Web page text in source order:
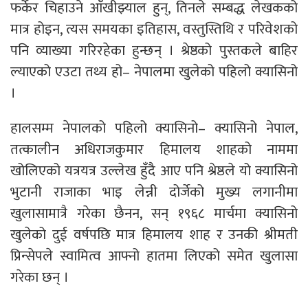
फर्केर चिहाउने आँखीझ्याल हुन्, तिनले सम्बद्ध लेखकको
मात्र होइन, त्यस समयका इतिहास, वस्तुस्तिथि र परिवेशको
पनि व्याख्या गरिरहेका हुन्छन् । श्रेष्ठको पुस्तकले बाहिर
ल्याएको एउटा तथ्य हो– नेपालमा खुलेको पहिलो क्यासिनो
।
हालसम्म नेपालको पहिलो क्यासिनो– क्यासिनो नेपाल,
तत्कालीन अधिराजकुमार हिमालय शाहको नाममा
खोलिएको यत्रयत्र उल्लेख हुँदै आए पनि श्रेष्ठले यो क्यासिनो
भुटानी राजाका भाइ लेन्नी दोर्जेको मुख्य लगानीमा
खुलासामात्रै गरेका छैनन, सन् १९६८ मार्चमा क्यासिनो
खुलेको दुई वर्षपछि मात्र हिमालय शाह र उनकी श्रीमती
प्रिन्सेपले स्वामित्व आफ्नो हातमा लिएको समेत खुलासा
गरेका छन् ।